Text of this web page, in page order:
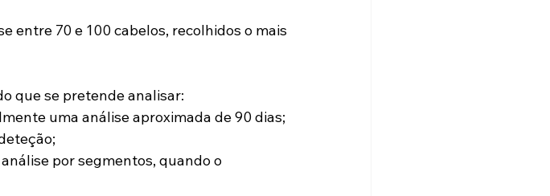
70 e 100 cabelos, recolhidos o mais
que se pretende analisar:
uma análise aproximada de 90 dias;
por segmentos, quando o